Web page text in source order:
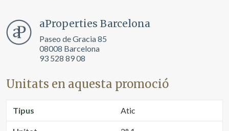
aProperties Barcelona
Paseo de Gracia 85
08008 Barcelona
93 528 89 08
Unitats en aquesta promoció
Tipus Atic